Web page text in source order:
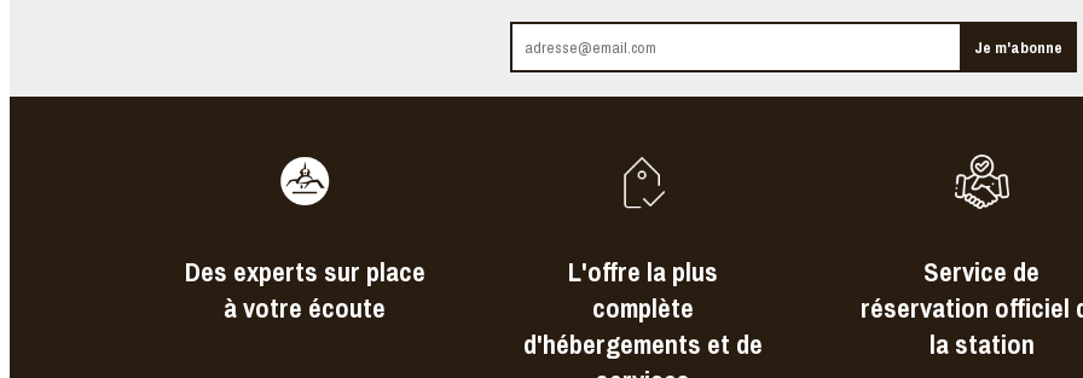
Des experts sur place
à votre écoute
L'offre la plus
complète
d'hébergements et de
Service de
réservation officiel
la station